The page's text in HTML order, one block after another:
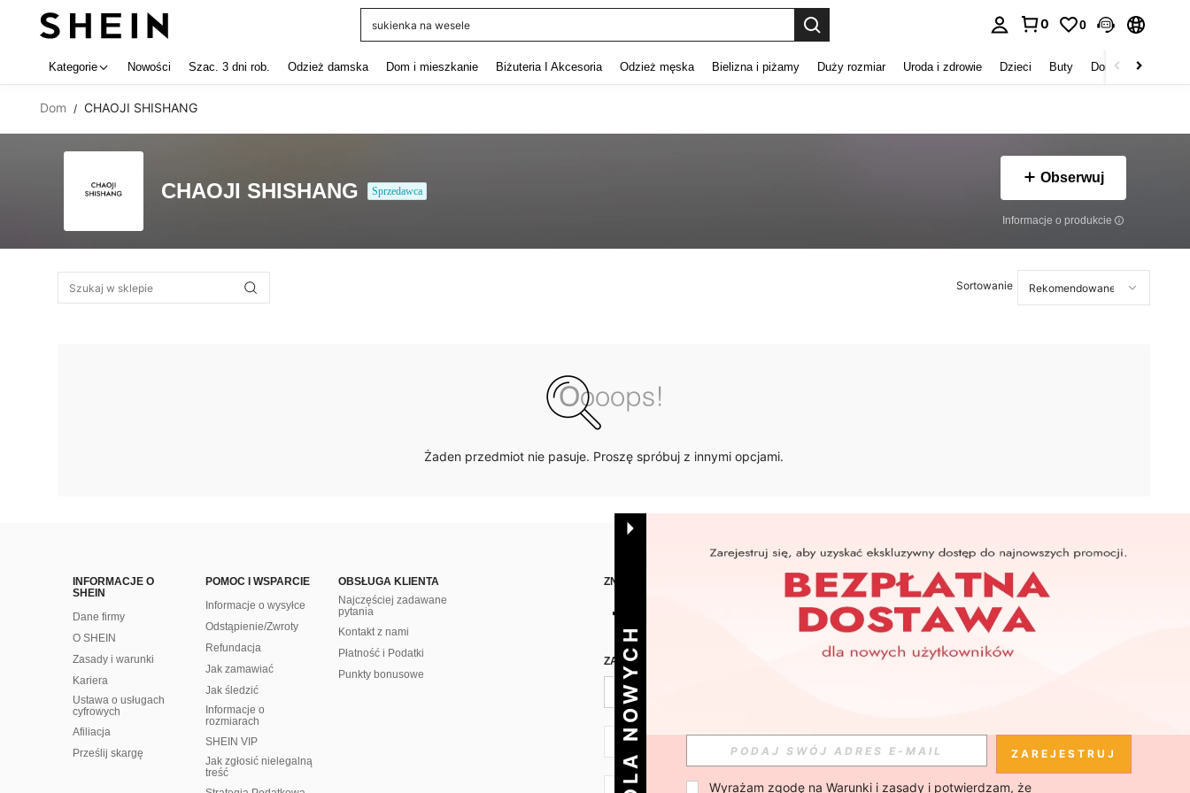
sukienka na wesele
0 0
Kategorie Nowości Szac. 3 dni rob. Odzież damska Dom i mieszkanie Biżuteria I Akcesoria Odzież męska Bielizna i piżamy Duży rozmiar Uroda i zdrowie Dzieci Buty Domowe Tekstylia
Dom / CHAOJI SHISHANG
CHAOJI SHISHANG Sprzedawca
Obserwuj
Informacje o produkcie
Sortowanie
Żaden przedmiot nie pasuje. Proszę spróbuj z innymi opcjami.
INFORMACJE O
SHEIN
Dane firmy
O SHEIN
Zasady i warunki
Kariera
Ustawa o usługach
cyfrowych
Afiliacja
Prześlij skargę
POMOC I WSPARCIE
Informacje o wysyłce
Odstąpienie/Zwroty
Refundacja
Jak zamawiać
Jak śledzić
Informacje o
rozmiarach
SHEIN VIP
Jak zgłosić nielegalną
treść
OBSŁUGA KLIENTA
Najczęściej zadawane
pytania
Kontakt z nami
Płatność i Podatki
Punkty bonusowe
ZNAJDŹ NAS NA APLIKACJA
ZAPISZ SIĘ PO CODZIENNĄ DAWKĘ SHEIN
PL + 48
DLA NOWYCH ZAREJESTRUJ
Wyrażam zgodę na Warunki i zasady i potwierdzam, że